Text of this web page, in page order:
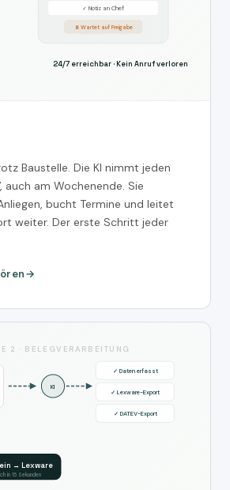
✓ Notiz an Chef
⏸ Wartet auf Freigabe
24/7 erreichbar · Kein Anruf verloren
Baustelle. Die KI nimmt jeden
am Wochenende. Sie
bucht Termine und leitet
weiter. Der erste Schritt jeder
2 · BELEGVERARBEITUNG
KI
✓ Daten erfasst
✓ Lexware-Export
✓ DATEV-Export
→ Lexware
in 15 Sekunden